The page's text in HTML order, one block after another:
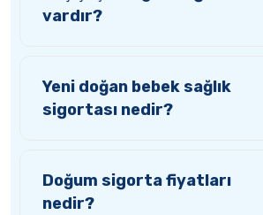
vardır?
Yeni doğan bebek sağlık
sigortası nedir?
Doğum sigorta fiyatları
nedir?